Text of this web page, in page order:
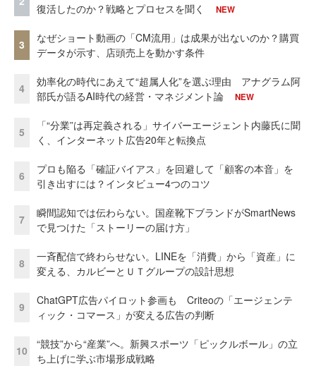
復活したのか？戦略とプロセスを聞く
NEW
3
なぜショート動画の「CM流用」は成果が出ないのか？購買
データが示す、店頭売上を動かす条件
4
効率化の時代にあえて“超属人化”を選ぶ理由 アナグラム阿
部氏が語るAI時代の経営・マネジメント論
NEW
5
「“分業”は再定義される」サイバーエージェント内藤氏に聞
く、インターネット広告20年と転換点
6
プロも陥る「確証バイアス」を回避して「顧客の本音」を
引き出すには？インタビュー4つのコツ
7
瞬間認知では伝わらない。国産靴下ブランドがSmartNews
で見つけた「ストーリーの届け方」
8
一斉配信で終わらせない。LINEを「消費」から「資産」に
変える、カルビーとＵＴグループの設計思想
9
ChatGPT広告パイロット参画も Criteoの「エージェンテ
ィック・コマース」が変える広告の判断
10
“競技”から“産業”へ。新興スポーツ「ピックルボール」の立
ち上げに学ぶ市場形成戦略